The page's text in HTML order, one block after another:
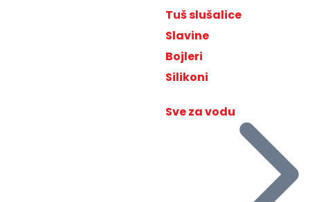
Tuš slušalice
Slavine
Bojleri
Silikoni
Sve za vodu